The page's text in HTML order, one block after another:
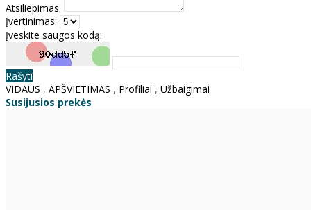
Atsiliepimas:
Įvertinimas:
Įveskite saugos kodą:
Rašyti
VIDAUS , APŠVIETIMAS , Profiliai , Užbaigimai
Susijusios prekės